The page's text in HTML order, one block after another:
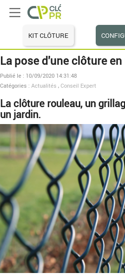
KIT CLÔTURE
La pose d'une clôture
Publié le : 10/09/2020 14:31:48
Catégories : Actualités , Conseil Expert
La clôture rouleau, un
un jardin.